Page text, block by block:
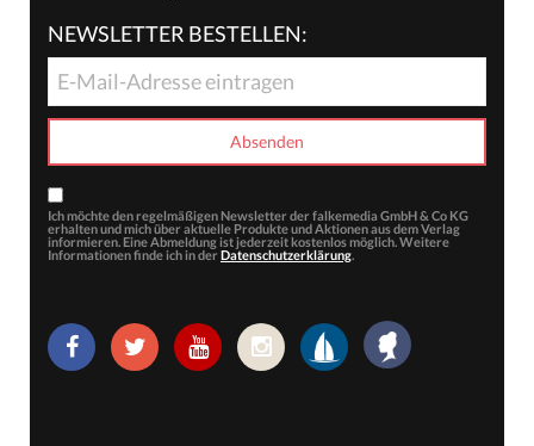
NEWSLETTER BESTELLEN:
Ich möchte den regelmäßigen Newsletter der falkemedia GmbH & Co KG
erhalten und mich über aktuelle Produkte und Aktionen aus dem Verlag
informieren. Eine Abmeldung ist jederzeit kostenlos möglich. Weitere
Informationen finde ich in der Datenschutzerklärung.